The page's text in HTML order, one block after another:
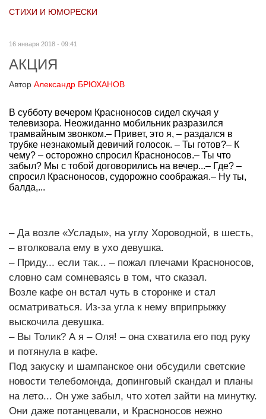
СТИХИ И ЮМОРЕСКИ
16 января 2018 - 09:41
АКЦИЯ
Автор Александр БРЮХАНОВ
В субботу вечером Красноносов сидел скучая у
телевизора. Неожиданно мобильник разразился
трамвайным звонком.– Привет, это я, – раздался в
трубке незнакомый девичий голосок. – Ты готов?– К
чему? – осторожно спросил Красноносов.– Ты что
забыл? Мы с тобой договорились на вечер...– Где? –
спросил Красноносов, судорожно соображая.– Ну ты,
балда,...
– Да возле «Услады», на углу Хороводной, в шесть,
– втолковала ему в ухо девушка.
– Приду... если так... – пожал плечами Красноносов,
словно сам сомневаясь в том, что сказал.
Возле кафе он встал чуть в сторонке и стал
осматриваться. Из-за угла к нему вприпрыжку
выскочила девушка.
– Вы Толик? А я – Оля! – она схватила его под руку
и потянула в кафе.
Под закуску и шампанское они обсудили светские
новости телебомонда, допинговый скандал и планы
на лето... Он уже забыл, что хотел зайти на минутку.
Они даже потанцевали, и Красноносов нежно